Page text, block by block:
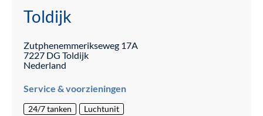
Toldijk
Zutphenemmerikseweg 17A
7227 DG Toldijk
Nederland
Service & voorzieningen
24/7 tanken Luchtunit